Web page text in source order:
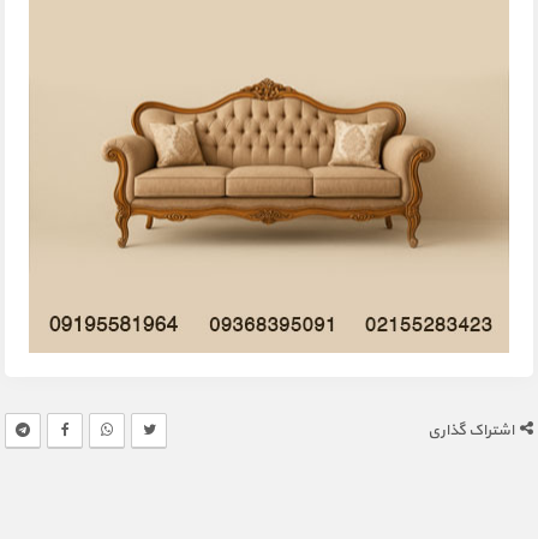
اشتراک گذاری